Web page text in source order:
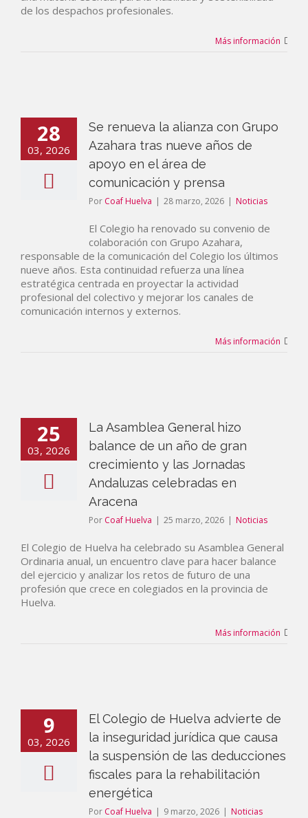
de los despachos profesionales.
Más información
28
03, 2026
Se renueva la alianza con Grupo
Azahara tras nueve años de
apoyo en el área de
comunicación y prensa
Por Coaf Huelva | 28 marzo, 2026 | Noticias
El Colegio ha renovado su convenio de
colaboración con Grupo Azahara,
responsable de la comunicación del Colegio los últimos
nueve años. Esta continuidad refuerza una línea
estratégica centrada en proyectar la actividad
profesional del colectivo y mejorar los canales de
comunicación internos y externos.
Más información
25
03, 2026
La Asamblea General hizo
balance de un año de gran
crecimiento y las Jornadas
Andaluzas celebradas en
Aracena
Por Coaf Huelva | 25 marzo, 2026 | Noticias
El Colegio de Huelva ha celebrado su Asamblea General
Ordinaria anual, un encuentro clave para hacer balance
del ejercicio y analizar los retos de futuro de una
profesión que crece en colegiados en la provincia de
Huelva.
Más información
9
03, 2026
El Colegio de Huelva advierte de
la inseguridad jurídica que causa
la suspensión de las deducciones
fiscales para la rehabilitación
energética
Por Coaf Huelva | 9 marzo, 2026 | Noticias